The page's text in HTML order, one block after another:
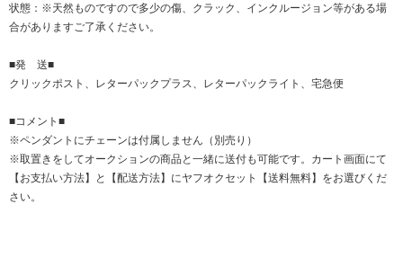
状態：※天然ものですので多少の傷、クラック、インクルージョン等がある場
合がありますご了承ください。
■発 送■
クリックポスト、レターパックプラス、レターパックライト、宅急便
■コメント■
※ペンダントにチェーンは付属しません（別売り）
※取置きをしてオークションの商品と一緒に送付も可能です。カート画面にて
【お支払い方法】と【配送方法】にヤフオクセット【送料無料】をお選びくだ
さい。